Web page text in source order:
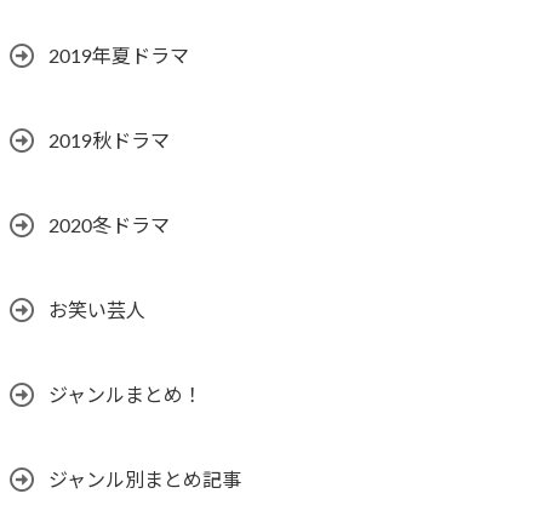
2019年夏ドラマ
2019秋ドラマ
2020冬ドラマ
お笑い芸人
ジャンルまとめ！
ジャンル別まとめ記事